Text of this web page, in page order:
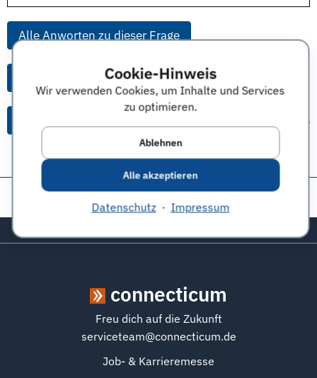
Cookie-Hinweis
Wir verwenden Cookies, um Inhalte und Services
zu optimieren.
Ablehnen
Alle akzeptieren
Datenschutz· Impressum
Alle Anworten zu dieser Frage
Alle Anworten von diesem Unternehmen
Diese Seite teilen:
connecticum
Freu dich auf die Zukunft
serviceteam@connecticum.de
Job- & Karrieremesse